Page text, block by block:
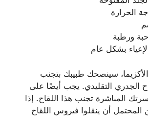
الحرارة
ورطبة
بشكل عام
سينصحك طبيبك بتجنب
الجدري التقليدي. يجب أيضًا على
المباشرة تجنب هذا اللقاح. إذا
المحتمل أن ينقلوا فيروس اللقاح